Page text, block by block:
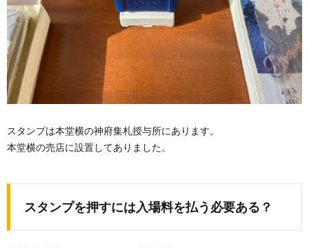
スタンプは本堂横の神府集札授与所にあります。
本堂横の売店に設置してありました。
スタンプを押すには入場料を払う必要ある？